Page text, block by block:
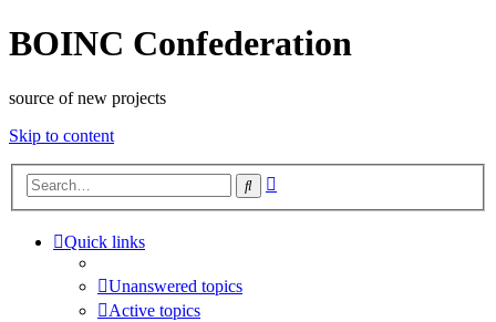
BOINC Confederation
source of new projects
Skip to content
Search
Quick links
Unanswered topics
Active topics